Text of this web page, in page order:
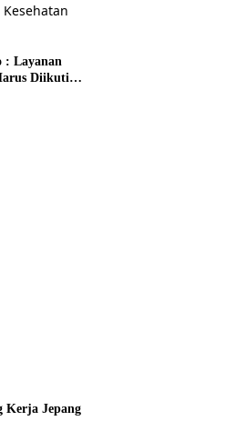
: Layanan
Diikuti
Kerja Jepang